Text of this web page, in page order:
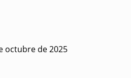
octubre de 2025